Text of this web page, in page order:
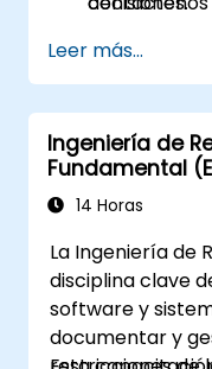
gestión del
Analizar
y traducir
locales.
Leer más...
Ingeniería de
Fundamental
para la
Ingeniería de
14 Horas
La Ingeniería de
disciplina clave
software y
documentar y